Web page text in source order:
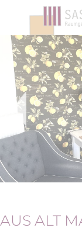
Am
AUS ALT